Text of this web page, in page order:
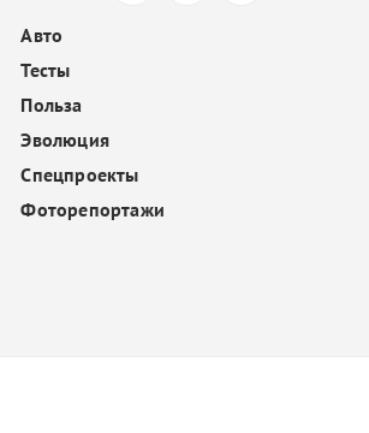
Авто
Тесты
Польза
Эволюция
Спецпроекты
Фоторепортажи